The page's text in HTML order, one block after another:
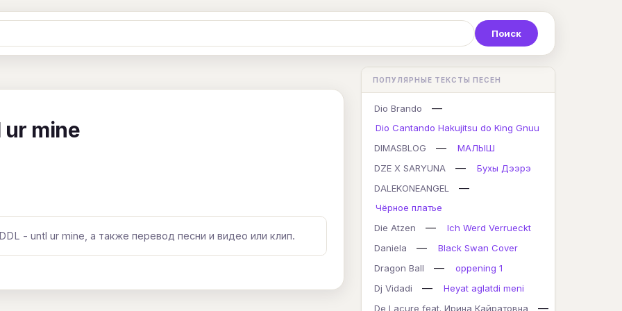
С Т У Ф Х Ц
L M N O P Q
Y Z
ur mine
- untl ur mine, а также перевод песни и видео или клип.
ПОПУЛЯРНЫЕ ТЕКСТЫ ПЕСЕН
Dio Brando —
Dio Cantando Hakujitsu do King Gnuu
DIMASBLOG
—
МАЛЫШ
DZE X SARYUNA
—
Бухы Дээрэ
DALEKONEANGEL
—
Чёрное платье
Die Atzen
—
Ich Werd Verrueckt
Daniela
—
Black Swan Cover
Dragon Ball
—
oppening 1
Dj Vidadi
—
Heyat aglatdi meni
De Lacure feat. Ирина Кайратовна
—